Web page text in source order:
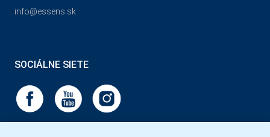
info@essens.sk
SOCIÁLNE SIETE